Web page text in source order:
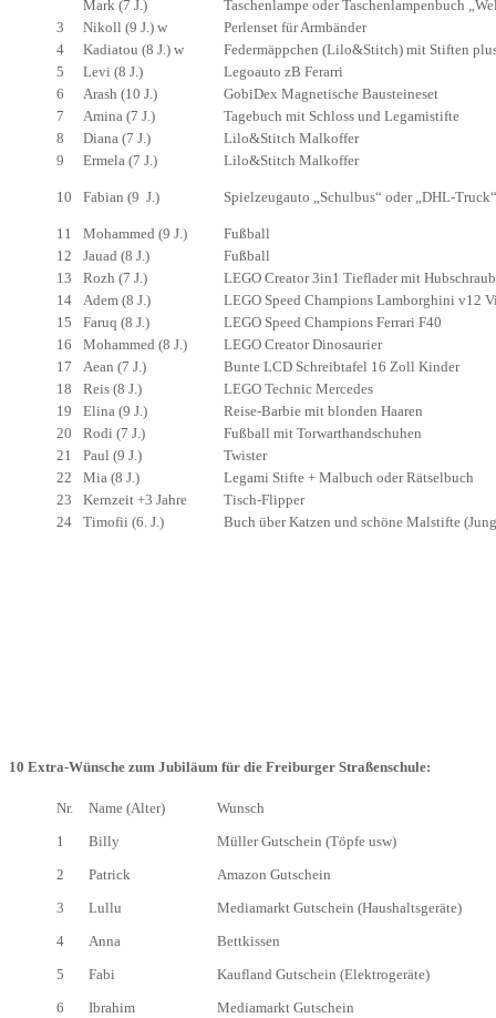
Mark (7 J.)
Taschenlampe oder Taschenlampenbuch
3
Nikoll (9 J.) w
Perlenset für Armbänder
4
Kadiatou (8 J.) w
Federmäppchen (Lilo&Stitch) mit Stiften
5
Levi (8 J.)
Legoauto zB Ferarri
6
Arash (10 J.)
GobiDex Magnetische Bausteineset
7
Amina (7 J.)
Tagebuch mit Schloss und Legamistifte
8
Diana (7 J.)
Lilo&Stitch Malkoffer
9
Ermela (7 J.) Lilo&Stitch Malkoffer
10 Fabian (9 J.) Spielzeugauto „Schulbus“ oder „DHL-Truck“
11 Mohammed (9 J.)
Fußball
12
Jauad (8 J.)
Fußball
13
Rozh (7 J.)
LEGO Creator 3in1 Tieflader mit
14
Adem (8 J.)
LEGO Speed Champions Lamborghini v12
15
Faruq (8 J.)
LEGO Speed Champions Ferrari F40
16
Mohammed (8 J.)
LEGO Creator Dinosaurier
17
Aean (7 J.)
Bunte LCD Schreibtafel 16 Zoll Kinder
18
Reis (8 J.)
LEGO Technic Mercedes
19
Elina (9 J.)
Reise-Barbie mit blonden Haaren
20
Rodi (7 J.)
Fußball mit Torwarthandschuhen
21
Paul (9 J.)
Twister
22
Mia (8 J.)
Legami Stifte + Malbuch oder Rätselbuch
23
Kernzeit +3 Jahre
Tisch-Flipper
24
Timofii (6. J.) Buch über Katzen und schöne Malstifte
10 Extra-Wünsche zum Jubiläum für die Freiburger Straßenschule:
Nr. Name (Alter)
Wunsch
1
Billy
Müller Gutschein (Töpfe usw)
2
Patrick
Amazon Gutschein
3
Lullu
Mediamarkt Gutschein (Haushaltsgeräte)
4
Anna
Bettkissen
5
Fabi
Kaufland Gutschein (Elektrogeräte)
6
Ibrahim
Mediamarkt Gutschein